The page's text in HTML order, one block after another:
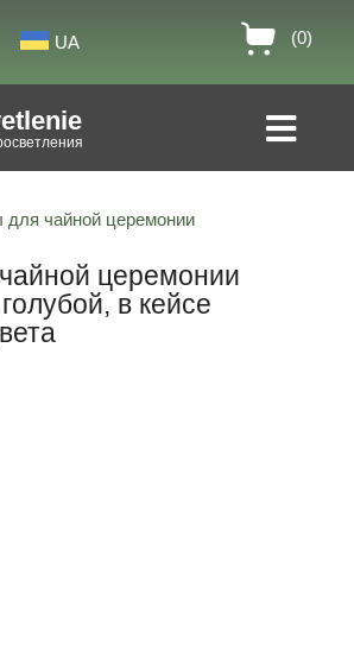
UA (0)
для чайной церемонии
церемонии
в кейсе